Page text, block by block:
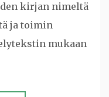
kirjan nimeltä
ja toimin
mukaan